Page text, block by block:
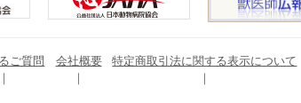
ご質問 会社概要 特定商取引法に関する表示について